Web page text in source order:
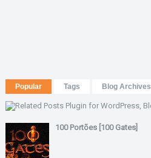
Popular Tags Blog Archives
100 Portões [100 Gates]